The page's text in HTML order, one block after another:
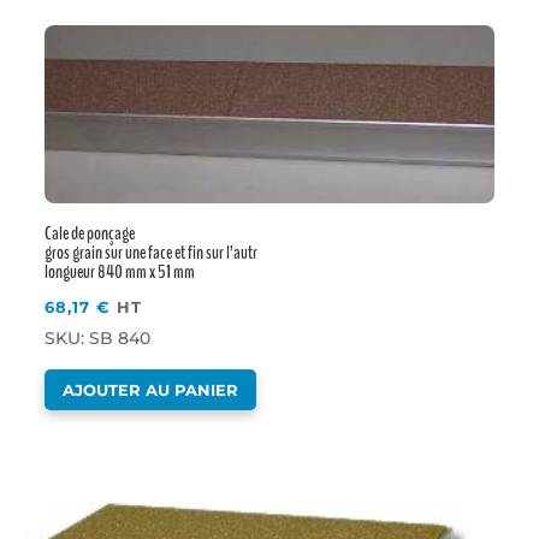
Cale de ponçage
gros grain sur une face et fin sur l’autr
longueur 840 mm x 51 mm
68,17€ HT
SKU: SB 840
AJOUTER AU PANIER